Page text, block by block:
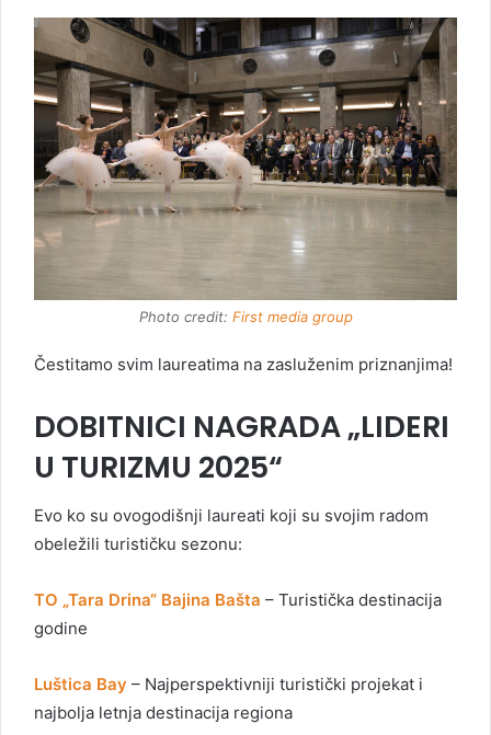
Photo credit: First media group
Čestitamo svim laureatima na zasluženim priznanjima!
DOBITNICI NAGRADA „LIDERI
U TURIZMU 2025“
Evo ko su ovogodišnji laureati koji su svojim radom
obeležili turističku sezonu:
TO „Tara Drina“ Bajina Bašta – Turistička destinacija
godine
Luštica Bay – Najperspektivniji turistički projekat i
najbolja letnja destinacija regiona